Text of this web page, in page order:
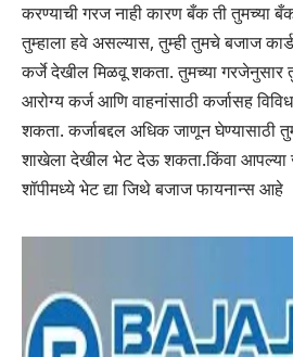
करण्याची गरज नाही कारण बँक ती तुमच्या
तुम्हाला हवे असल्यास, तुम्ही तुमचे बजाज
कर्जे देखील मिळवू शकता. तुमच्या गरजेनुसार
आरोग्य कर्ज आणि वाहनांसाठी कर्जासह
शकता. कर्जाबद्दल अधिक जाणून घेण्यासाठी
शाखेला देखील भेट देऊ शकता.किंवा
शॉपीमध्ये भेट द्या जिथे बजाज फायनान्स आहे